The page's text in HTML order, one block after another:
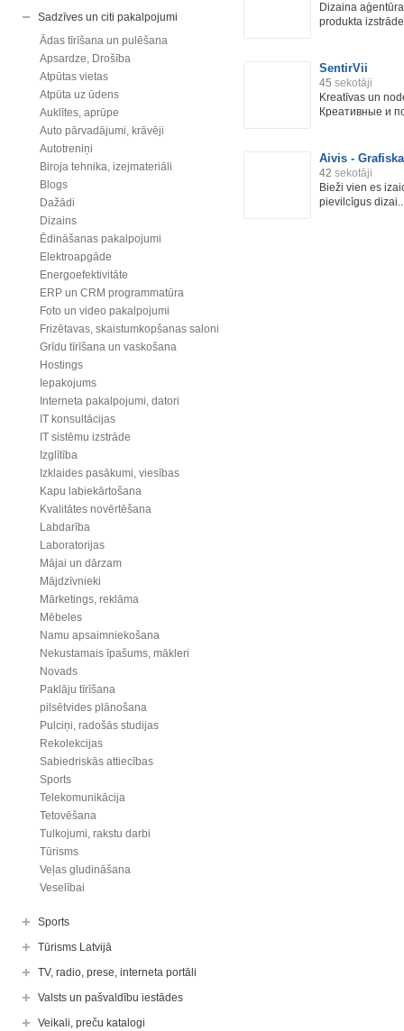
Sadzīves un citi pakalpojumi
Ādas tīrīšana un pulēšana
Apsardze, Drošība
Atpūtas vietas
Atpūta uz ūdens
Auklītes, aprūpe
Auto pārvadājumi, krāvēji
Autotreniņi
Biroja tehnika, izejmateriāli
Blogs
Dažādi
Dizains
Ēdināšanas pakalpojumi
Elektroapgāde
Energoefektivitāte
ERP un CRM programmatūra
Foto un video pakalpojumi
Frizētavas, skaistumkopšanas saloni
Grīdu tīrīšana un vaskošana
Hostings
Iepakojums
Interneta pakalpojumi, datori
IT konsultācijas
IT sistēmu izstrāde
Izglītība
Izklaides pasākumi, viesības
Kapu labiekārtošana
Kvalitātes novērtēšana
Labdarība
Laboratorijas
Mājai un dārzam
Mājdzīvnieki
Mārketings, reklāma
Mēbeles
Namu apsaimniekošana
Nekustamais īpašums, mākleri
Novads
Paklāju tīrīšana
pilsētvides plānošana
Pulciņi, radošās studijas
Rekolekcijas
Sabiedriskās attiecības
Sports
Telekomunikācija
Tetovēšana
Tulkojumi, rakstu darbi
Tūrisms
Veļas gludināšana
Veselībai
Sports
Tūrisms Latvijā
TV, radio, prese, interneta portāli
Valsts un pašvaldību iestādes
Veikali, preču katalogi
Dizaina
produkta
SentirVii
45 sekotāji
Kreatīvas un
Креативные и
Aivis -
42 sekotāji
Bieži vien es
pievilcīgus